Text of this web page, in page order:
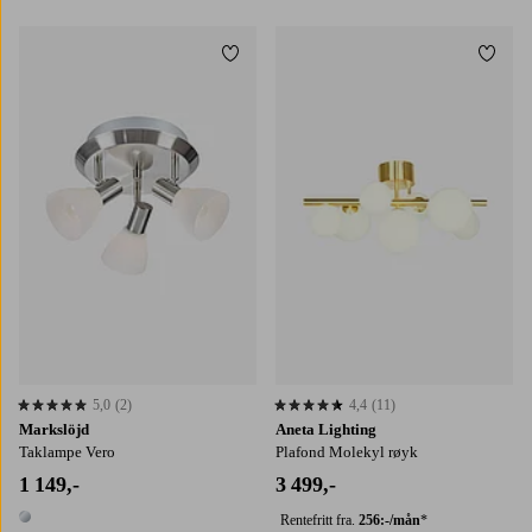
Markslöjd
Taklampe Vero
1 149,-
1 farge
5,0 basert på 2 karaktergivninger
5,0 (2)
Legg til favoritter
Aneta Lighting
Plafond Molekyl røyk
3 499,-
Rentefritt fra. 256:-/mån*
4,4 basert på 11 karaktergivninger
4,4 (11)